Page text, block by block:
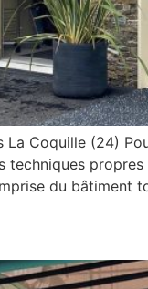
Coquille (24)
du bâtiment